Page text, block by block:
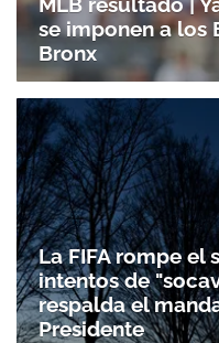
se imponen a los
Bronx
La FIFA rompe el
intentos de
respalda el
Presidente